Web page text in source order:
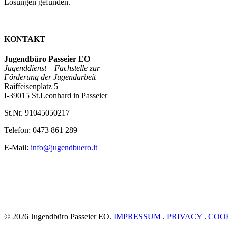
KONTAKT
Jugendbüro Passeier EO
Jugenddienst – Fachstelle zur
Förderung der Jugendarbeit
Raiffeisenplatz 5
I-39015 St.Leonhard in Passeier
St.Nr. 91045050217
Telefon: 0473 861 289
E-Mail: info@jugendbuero.it
© 2026 Jugendbüro Passeier EO. IMPRESSUM . PRIVACY .